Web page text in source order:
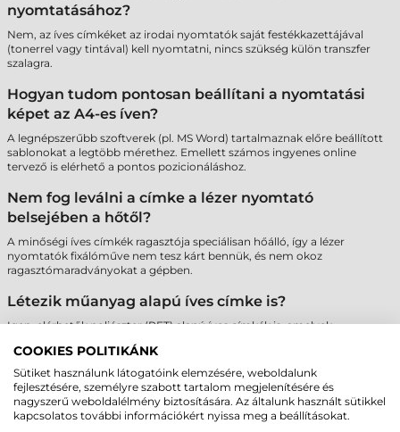
nyomtatásához?
Nem, az íves címkéket az irodai nyomtatók saját festékkazettájával
(tonerrel vagy tintával) kell nyomtatni, nincs szükség külön transzfer
szalagra.
Hogyan tudom pontosan beállítani a nyomtatási
képet az A4-es íven?
A legnépszerűbb szoftverek (pl. MS Word) tartalmaznak előre beállított
sablonokat a legtöbb mérethez. Emellett számos ingyenes online
tervező is elérhető a pontos pozicionáláshoz.
Nem fog leválni a címke a lézer nyomtató
belsejében a hőtől?
A minőségi íves címkék ragasztója speciálisan hőálló, így a lézer
nyomtatók fixálóműve nem tesz kárt bennük, és nem okoz
ragasztómaradványokat a gépben.
Létezik műanyag alapú íves címke is?
Igen, elérhetők poliészter (PET) alapú íves címkék is, amelyek
lézer nyomtatóval.
Miért fontos az A4-es ívek szélein lévő biztonsági
sáv?
COOKIES POLITIKÁNK
Sütiket használunk látogatóink elemzésére, weboldalunk
fejlesztésére, személyre szabott tartalom megjelenítésére és
nagyszerű weboldalélmény biztosítására. Az általunk használt sütikkel
kapcsolatos további információkért nyissa meg a beállításokat.